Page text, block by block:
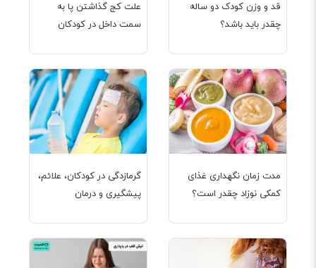
علت کج گذاشتن پا به
سمت داخل در کودکان
قد و وزن کودک دو ساله
چقدر باید باشد؟
گرمازدگی در کودکان، علائم،
پیشگیری و درمان
مدت زمان نگهداری غذای
کمکی نوزاد چقدر است؟